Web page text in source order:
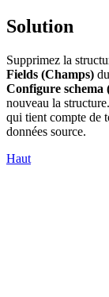
Solution
Supprimez la
Fields (Champs)
Configure
nouveau la
qui tient compte de
données source.
Haut